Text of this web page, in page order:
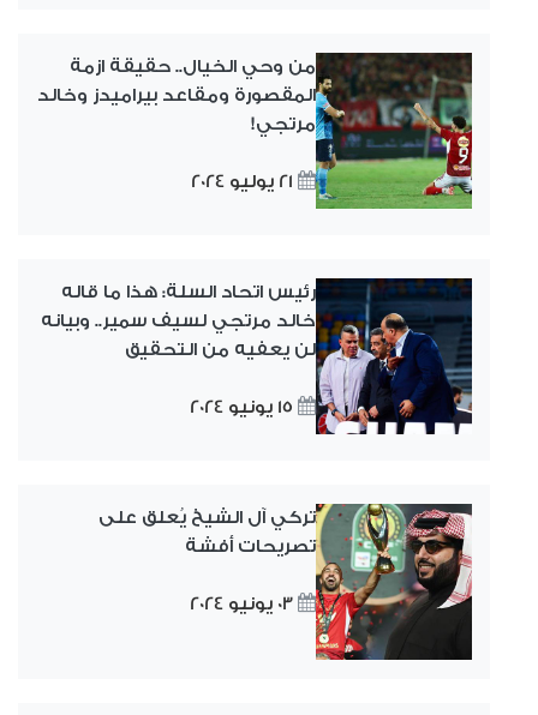
من وحي الخيال.. حقيقة ازمة
المقصورة ومقاعد بيراميدز وخالد
مرتجي!
21 يوليو 2024
رئيس اتحاد السلة: هذا ما قاله
خالد مرتجي لسيف سمير.. وبيانه
لن يعفيه من التحقيق
15 يونيو 2024
تركي آل الشيخ يُعلق على
تصريحات أفشة
03 يونيو 2024